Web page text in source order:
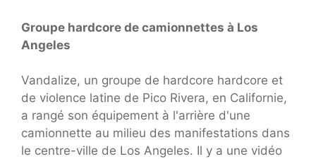
Groupe hardcore de camionnettes à Los
Angeles
Vandalize, un groupe de hardcore hardcore et
de violence latine de Pico Rivera, en Californie,
a rangé son équipement à l'arrière d'une
camionnette au milieu des manifestations dans
le centre-ville de Los Angeles. Il y a une vidéo